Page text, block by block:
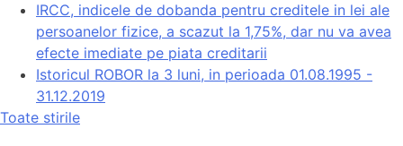
IRCC, indicele de dobanda pentru creditele in lei ale
persoanelor fizice, a scazut la 1,75%, dar nu va avea
efecte imediate pe piata creditarii
Istoricul ROBOR la 3 luni, in perioada 01.08.1995 -
31.12.2019
Toate stirile